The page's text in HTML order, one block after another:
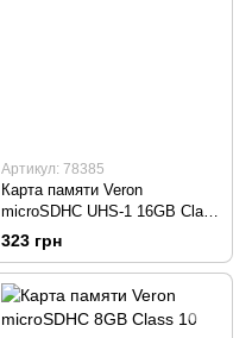
Артикул: 78385
Карта памяти Veron
microSDHC UHS-1 16GB Class
10
323 грн